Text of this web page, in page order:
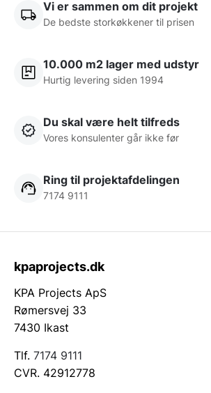
Vi er sammen om dit projekt
De bedste storkøkkener til prisen
10.000 m2 lager med udstyr
Hurtig levering siden 1994
Du skal være helt tilfreds
Vores konsulenter går ikke før
Ring til projektafdelingen
7174 9111
kpaprojects.dk
KPA Projects ApS
Rømersvej 33
7430 Ikast
Tlf. 7174 9111
CVR. 42912778